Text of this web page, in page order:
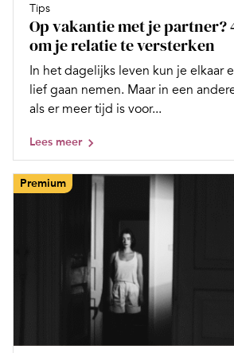
Tips
Op vakantie met je partner?
om je relatie te versterken
In het dagelijks leven kun je elkaar
lief gaan nemen. Maar in een
als er meer tijd is voor...
Lees meer
Premium